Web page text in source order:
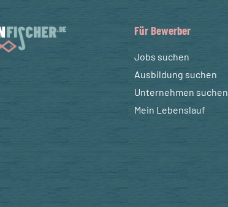
Für Bewerber
Jobs suchen
Ausbildung suchen
Unternehmen suchen
Mein Lebenslauf